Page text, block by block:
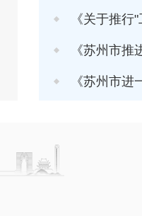
《关于推行"工业安置房
《苏州市推进软件产
《苏州市进一步加快建